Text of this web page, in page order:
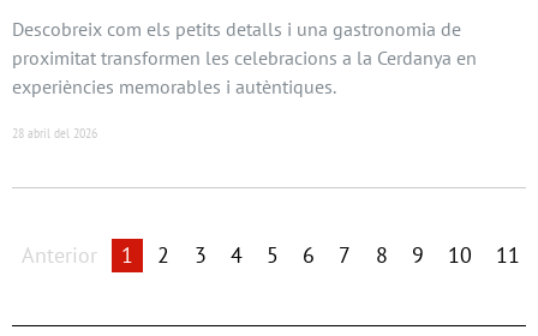
Descobreix com els petits detalls i una gastronomia de
proximitat transformen les celebracions a la Cerdanya en
experiències memorables i autèntiques.
28 abril del 2026
Anterior 1 2 3 4 5 6 7 8 9 10 11